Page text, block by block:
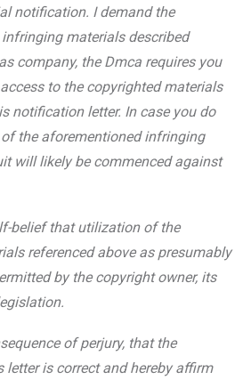
notification. I demand the
materials described
company, the Dmca requires you
to the copyrighted materials
notification letter. In case you do
the aforementioned infringing
will likely be commenced against
belief that utilization of the
referenced above as presumably
by the copyright owner, its
of perjury, that the
is correct and hereby affirm